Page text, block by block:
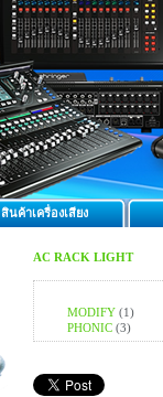
สินค้าเครื่องเสียง
AC RACK LIGHT
MODIFY (1)
PHONIC (3)